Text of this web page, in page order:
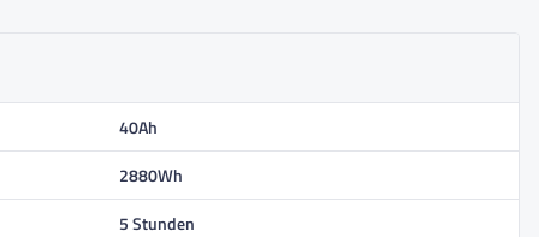
40Ah
2880Wh
5 Stunden